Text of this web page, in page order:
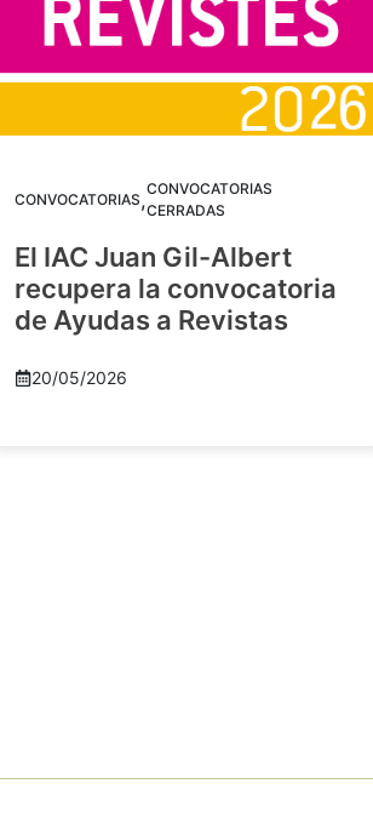
CONVOCATORIAS,CONVOCATORIAS
CERRADAS
El IAC Juan Gil-Albert
recupera la convocatoria
de Ayudas a Revistas
20/05/2026